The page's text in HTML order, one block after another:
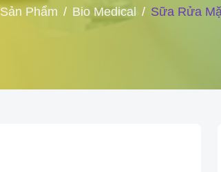
Sản Phẩm Bio Medical Sữa Rửa